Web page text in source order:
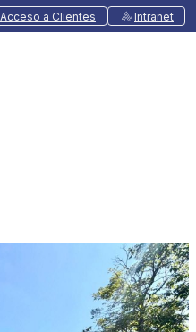
Acceso a Clientes Intranet